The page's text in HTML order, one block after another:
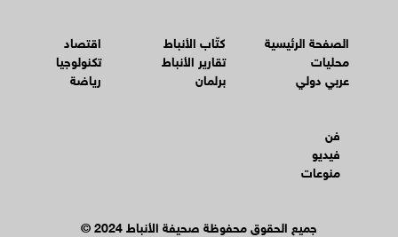
الصفحة الرئيسية
محليات
عربي دولي
كتّاب الأنباط
تقارير الأنباط
برلمان
اقتصاد
تكنولوجيا
رياضة
فن
فيديو
منوعات
© جميع الحقوق محفوظة صحيفة الأنباط 2024